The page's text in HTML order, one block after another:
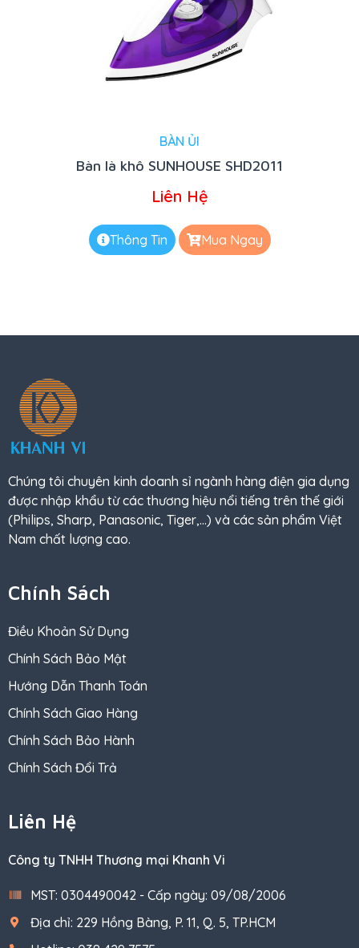
BÀN ỦI
Bàn là khô SUNHOUSE SHD2011
Liên Hệ
Thông Tin Mua Ngay
Chúng tôi chuyên kinh doanh sỉ ngành hàng điện gia dụng
được nhập khẩu từ các thương hiệu nổi tiếng trên thế giới
(Philips, Sharp, Panasonic, Tiger,…) và các sản phẩm Việt
Nam chất lượng cao.
Chính Sách
Điều Khoản Sử Dụng
Chính Sách Bảo Mật
Hướng Dẫn Thanh Toán
Chính Sách Giao Hàng
Chính Sách Bảo Hành
Chính Sách Đổi Trả
Liên Hệ
Công ty TNHH Thương mại Khanh Vi
MST: 0304490042 - Cấp ngày: 09/08/2006
Địa chỉ: 229 Hồng Bàng, P. 11, Q. 5, TP.HCM